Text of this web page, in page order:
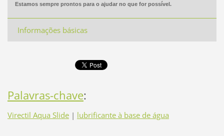
Estamos sempre prontos para o ajudar no que for possível.
Informações básicas
Palavras-chave:
Virectil Aqua Slide | lubrificante à base de água